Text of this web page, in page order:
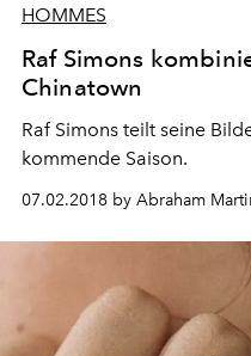
HOMMES
Raf Simons
Chinatown
Raf Simons teilt seine
kommende Saison.
07.02.2018 by Abraham